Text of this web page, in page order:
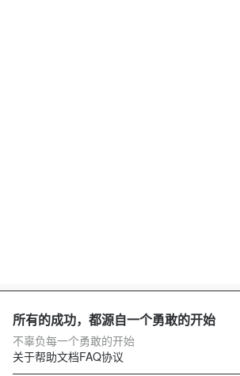
所有的成功，都源自一个勇敢的开始
不辜负每一个勇敢的开始
关于帮助文档FAQ协议